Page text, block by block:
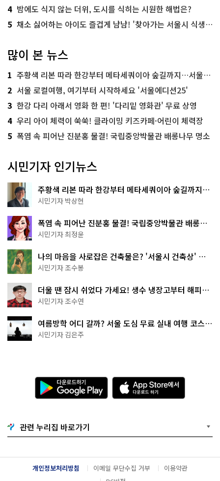
4 밤에도 식지 않는 더위, 도시를 식히는 시원한 해법은?
5 채소 싫어하는 아이도 즐겁게 냠냠! '찾아가는 서울시 식생활 교육' 현장
많이 본 뉴스
1 주황색 리본 따라 한강부터 메타세쿼이아 숲길까지…서울둘레길 15코스
2 서울 로컬여행, 여기부터 시작하세요 '서울에디션25'
3 한강 다리 아래서 영화 한 편! '다리밑 영화관' 무료 상영
4 우리 아이 체력이 쑥쑥! 클라이밍 키즈카페·어린이 체력장
5 폭염 속 피어난 진분홍 물결! 국립중앙박물관 배롱나무 명소
시민기자 인기뉴스
주황색 리본 따라 한강부터 메타세쿼이아 숲길까지…
서울둘레길 15코스
시민기자 박상현
폭염 속 피어난 진분홍 물결! 국립중앙박물관 배롱나
무 명소
시민기자 최정윤
나의 마음을 사로잡은 건축물은? '서울시 건축상' 수
상작 공개!
시민기자 조수봉
더울 땐 잠시 쉬었다 가세요! 생수 냉장고부터 해피소
·무더위쉼터까지
시민기자 조수연
여름방학 어디 갈까? 서울 도심 무료 실내 여행 코스
추천
시민기자 김은주
다
운
로
기
G
o
g
l
e
A
p
p
e
서
다
운
관련 누리집 바로가기
개인정보처리방침 이메일 무단수집 거부
이용약관